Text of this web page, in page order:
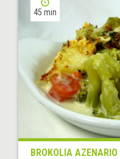
45 min
BROKOLIA